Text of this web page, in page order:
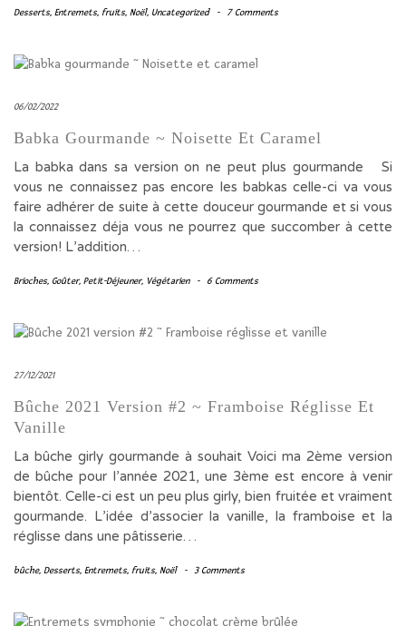
Desserts, Entremets, fruits, Noël, Uncategorized - 7 Comments
06/02/2022
Babka Gourmande ~ Noisette Et Caramel
La babka dans sa version on ne peut plus gourmande Si
vous ne connaissez pas encore les babkas celle-ci va vous
faire adhérer de suite à cette douceur gourmande et si vous
la connaissez déja vous ne pourrez que succomber à cette
version! L’addition…
Brioches, Goûter, Petit-Déjeuner, Végétarien - 6 Comments
27/12/2021
Bûche 2021 Version #2 ~ Framboise Réglisse Et
Vanille
La bûche girly gourmande à souhait Voici ma 2ème version
de bûche pour l’année 2021, une 3ème est encore à venir
bientôt. Celle-ci est un peu plus girly, bien fruitée et vraiment
gourmande. L’idée d’associer la vanille, la framboise et la
réglisse dans une pâtisserie…
bûche, Desserts, Entremets, fruits, Noël - 3 Comments